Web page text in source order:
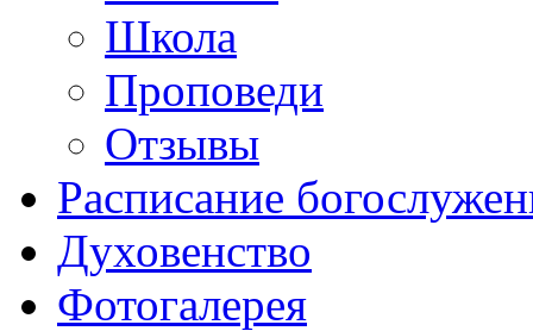
Школа
Проповеди
Отзывы
Расписание
Духовенство
Фотогалерея